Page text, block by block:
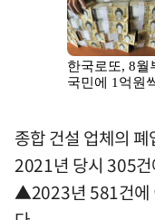
종합 건설 업체의
2021년 당시 305
▲2023년 581건에